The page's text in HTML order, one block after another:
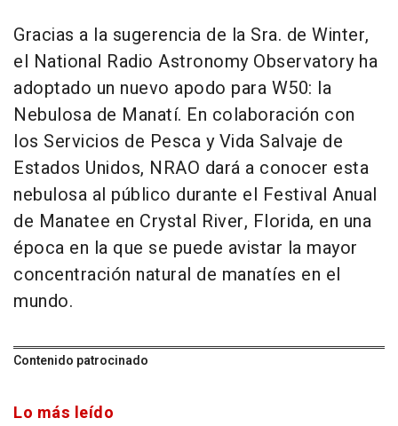
Gracias a la sugerencia de la Sra. de Winter,
el National Radio Astronomy Observatory ha
adoptado un nuevo apodo para W50: la
Nebulosa de Manatí. En colaboración con
los Servicios de Pesca y Vida Salvaje de
Estados Unidos, NRAO dará a conocer esta
nebulosa al público durante el Festival Anual
de Manatee en Crystal River, Florida, en una
época en la que se puede avistar la mayor
concentración natural de manatíes en el
mundo.
Contenido patrocinado
Lo más leído